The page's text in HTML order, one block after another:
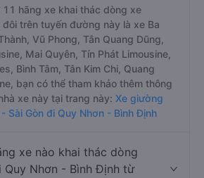
11 hãng xe khai thác dòng xe
trên tuyến đường này là xe Ba
Vũ Phong, Tân Quang Dũng,
Mai Quyên, Tín Phát Limousine,
Bình Tâm, Tân Kim Chi, Quang
bạn có thể tham khảo thêm thông
xe này tại trang này: Xe giường
Sài Gòn đi Quy Nhơn - Bình Định
xe nào khai thác dòng
Quy Nhơn - Bình Định từ